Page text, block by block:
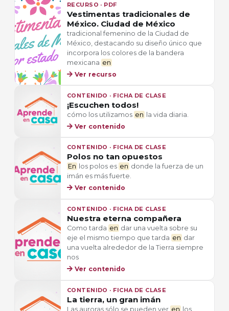
RECURSO · PDF
Vestimentas tradicionales de
México. Ciudad de México
tradicional femenino de la Ciudad de
México, destacando su diseño único que
incorpora los colores de la bandera
mexicana en
Ver recurso
CONTENIDO · FICHA DE CLASE
¡Escuchen todos!
cómo los utilizamos en la vida diaria.
Ver contenido
CONTENIDO · FICHA DE CLASE
Polos no tan opuestos
En los polos es en donde la fuerza de un
imán es más fuerte.
Ver contenido
CONTENIDO · FICHA DE CLASE
Nuestra eterna compañera
Como tarda en dar una vuelta sobre su
eje el mismo tiempo que tarda en dar
una vuelta alrededor de la Tierra siempre
nos
Ver contenido
CONTENIDO · FICHA DE CLASE
La tierra, un gran imán
Las auroras sólo se pueden ver en los